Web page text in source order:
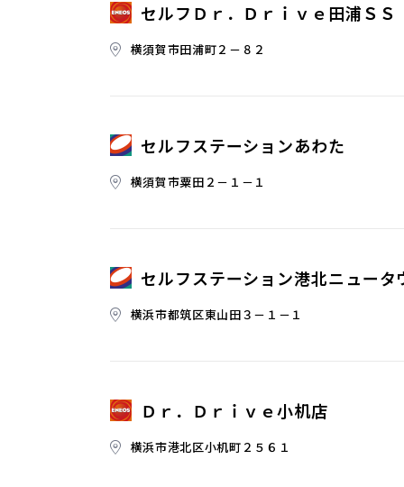
セルフＤｒ．Ｄｒｉｖｅ田浦ＳＳ
横須賀市田浦町２－８２
セルフステーションあわた
横須賀市粟田２－１－１
セルフステーション港北ニュータ
横浜市都筑区東山田３－１－１
Ｄｒ．Ｄｒｉｖｅ小机店
横浜市港北区小机町２５６１